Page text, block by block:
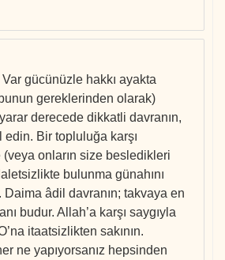
gücünüzle hakkı ayakta
gereklerinden olarak)
yarar derecede dikkatli davranın,
Bir topluluğa karşı
onların size besledikleri
bulunma günahını
âdil davranın; takvaya en
budur. Allah’a karşı saygıyla
itaatsizlikten sakının.
ne yapıyorsanız hepsinden